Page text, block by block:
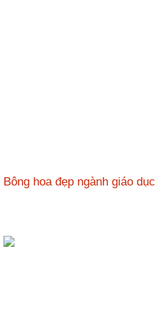
Bông hoa đẹp ngành giáo dục